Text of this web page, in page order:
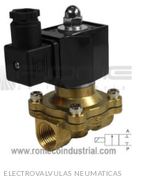
ELECTROVALVULAS NEUMATICAS